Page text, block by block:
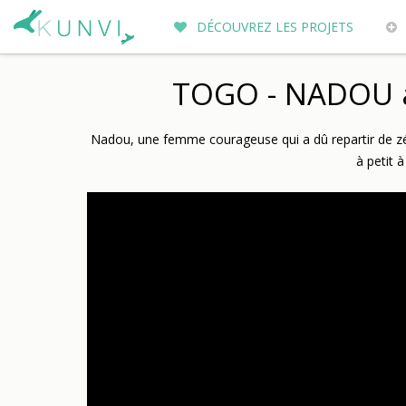
DÉCOUVREZ LES PROJETS
ENTREPRENEURS DU MONDE
TOGO -
Nadou, une femme courageuse qui a dû repartir de
à petit